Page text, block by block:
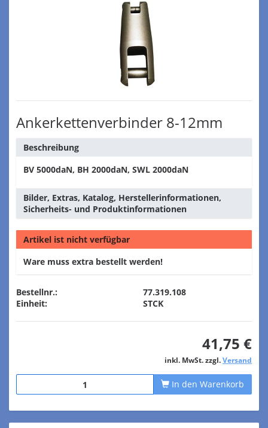
Ankerkettenverbinder 8-12mm
Beschreibung
BV 5000daN, BH 2000daN, SWL 2000daN
Bilder, Extras, Katalog, Herstellerinformationen,
Sicherheits- und Produktinformationen
Artikel ist nicht verfügbar
Ware muss extra bestellt werden!
Bestellnr.:
77.319.108
Einheit:
STCK
41,75 €
inkl. MwSt. zzgl.Versand
In den Warenkorb